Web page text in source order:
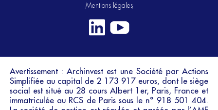
Mentions légales
Avertissement : Archinvest est une Société par Actions
Simplifiée au capital de 2 173 917 euros, dont le siège
social est situé au 28 cours Albert 1er, Paris, France et
immatriculée au RCS de Paris sous le n° 918 501 404.